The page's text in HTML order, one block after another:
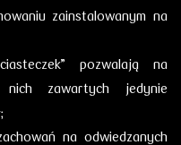
zainstalowanym na
pozwalają na
zawartych jedynie
na odwiedzanych